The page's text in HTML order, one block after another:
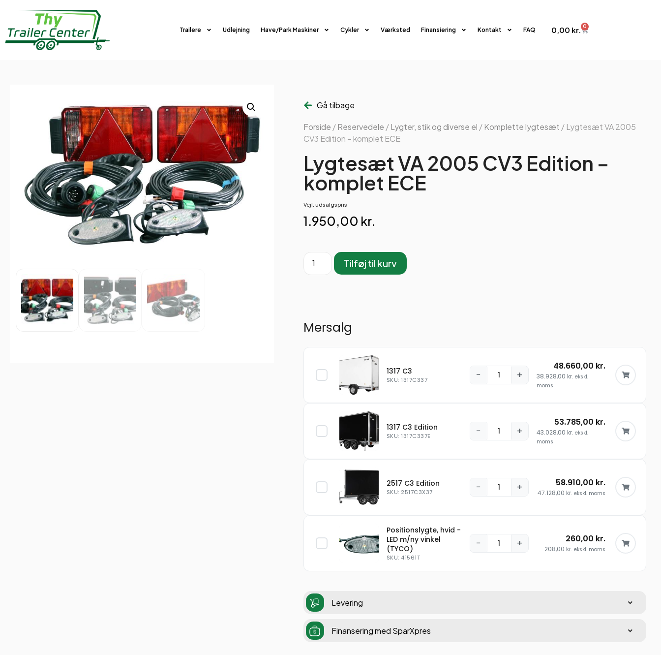
Trailere Udlejning Have/Park Maskiner Cykler Værksted Finansiering Kontakt FAQ 0,00 kr. 0
Gå tilbage
Forside /Reservedele /Lygter, stik og diverse el /Komplette lygtesæt / Lygtesæt VA 2005
CV3 Edition – komplet ECE
Lygtesæt VA 2005 CV3 Edition –
komplet ECE
Vejl. udsalgspris
1.950,00 kr.
Tilføj til kurv
Mersalg
1317 C3
SKU: 1317C337 − +
48.660,00 kr.
38.928,00 kr. ekskl.
moms
1317 C3 Edition
SKU: 1317C337E − +
53.785,00 kr.
43.028,00 kr. ekskl.
moms
2517 C3 Edition
SKU: 2517C3X37 − + 58.910,00 kr.
47.128,00 kr. ekskl. moms
Positionslygte, hvid -
LED m/ny vinkel
(TYCO)
SKU: 41561T
− + 260,00 kr.
208,00 kr. ekskl. moms
Levering
Finansering med SparXpres